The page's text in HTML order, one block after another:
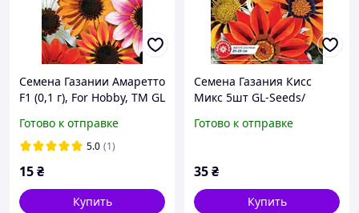
Семена Газании Амаретто
F1 (0,1 г), For Hobby, TM GL
Готово к отправке
5.0 (1)
15₴
Купить
Семена Газания Кисс
Микс 5шт GL-Seeds/
Готово к отправке
35₴
Купить